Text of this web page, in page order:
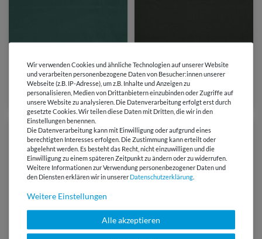
0,5 Meter | 10,50 € / Meter
Baumwolle Satin Mimi - Uni
Dunkelgrün
0,5 Meter | 10,50 € / Meter
Baumwolle Satin Mimi - Uni
Armeegrün
Wir verwenden Cookies und ähnliche Technologien auf unserer Website
und verarbeiten personenbezogene Daten von Besucher:innen unserer
Webseite (z.B. IP-Adresse), um z.B. Inhalte und Anzeigen zu
personalisieren, Medien von Drittanbietern einzubinden oder Zugriffe auf
unsere Website zu analysieren. Die Datenverarbeitung erfolgt erst durch
gesetzte Cookies. Wir teilen diese Daten mit Dritten, die wir in den
Einstellungen benennen.
Die Datenverarbeitung kann mit Einwilligung oder aufgrund eines
berechtigten Interesses erfolgen. Die Zustimmung kann erteilt oder
abgelehnt werden. Es besteht das Recht, nicht einzuwilligen und die
Einwilligung zu einem späteren Zeitpunkt zu ändern oder zu widerrufen.
Weitere Informationen zur Verwendung personenbezogener Daten und
den Diensten erklären wir in unserer Daten­schutz­erklärung
Weitere Einstellungen
Alle akzeptieren